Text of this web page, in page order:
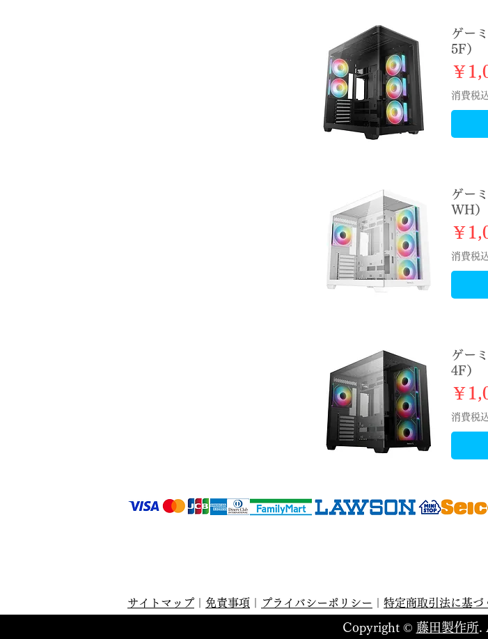
ゲー
5F）
価格
￥
消費税
ゲー
WH）
価格
￥
消費税
ゲー
4F）
価格
￥
消費税
サイトマップ 免責事項 プライバシーポリシー 特定商取引法に基づ
Copyright © 藤田製作所.